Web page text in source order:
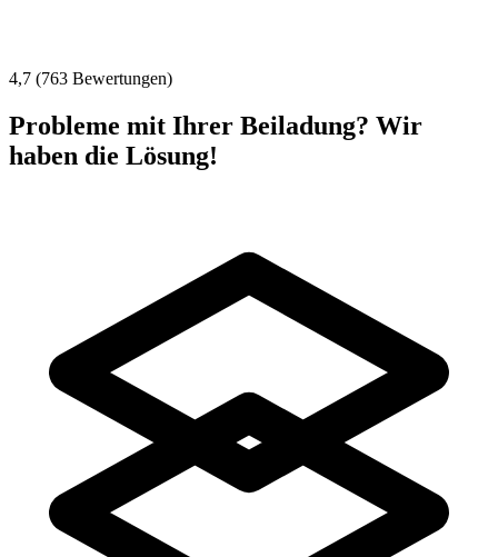
4,7 (763 Bewertungen)
Probleme mit Ihrer Beiladung? Wir
haben die Lösung!